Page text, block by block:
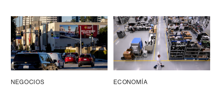
NEGOCIOS ECONOMÍA